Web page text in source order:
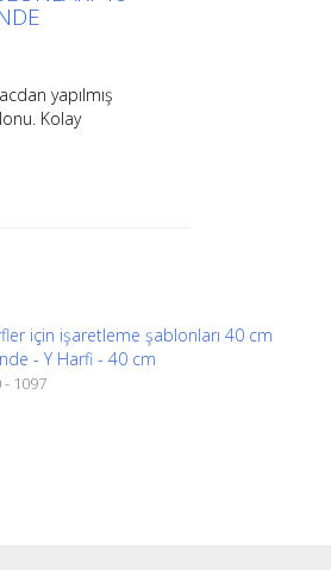
yapılmış
Kolay
için işaretleme şablonları 40 cm
- Y Harfi - 40 cm
- 1097